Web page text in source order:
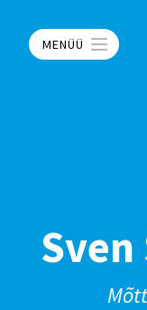
MENÜÜ